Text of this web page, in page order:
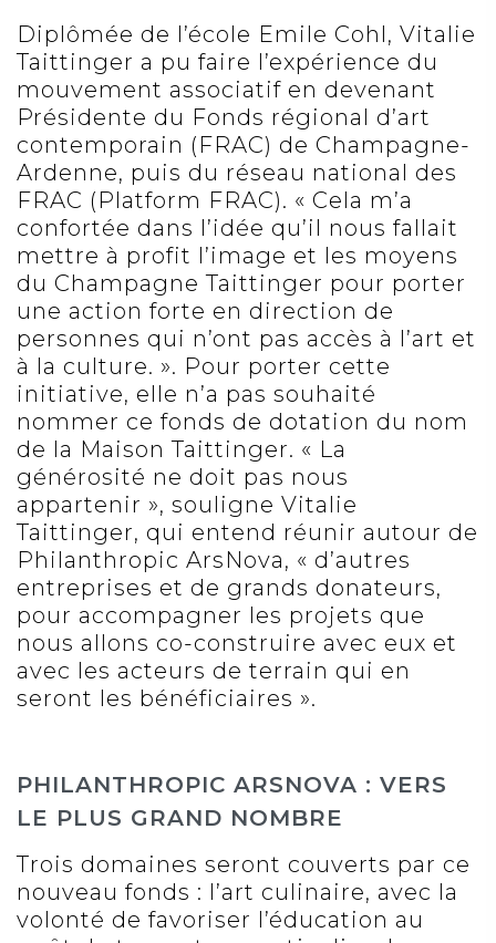
Diplômée de l’école Emile Cohl, Vitalie
Taittinger a pu faire l’expérience du
mouvement associatif en devenant
Présidente du Fonds régional d’art
contemporain (FRAC) de Champagne-
Ardenne, puis du réseau national des
FRAC (Platform FRAC). « Cela m’a
confortée dans l’idée qu’il nous fallait
mettre à profit l’image et les moyens
du Champagne Taittinger pour porter
une action forte en direction de
personnes qui n’ont pas accès à l’art et
à la culture. ». Pour porter cette
initiative, elle n’a pas souhaité
nommer ce fonds de dotation du nom
de la Maison Taittinger. « La
générosité ne doit pas nous
appartenir », souligne Vitalie
Taittinger, qui entend réunir autour de
Philanthropic ArsNova, « d’autres
entreprises et de grands donateurs,
pour accompagner les projets que
nous allons co-construire avec eux et
avec les acteurs de terrain qui en
seront les bénéficiaires ».
PHILANTHROPIC ARSNOVA : VERS
LE PLUS GRAND NOMBRE
Trois domaines seront couverts par ce
nouveau fonds : l’art culinaire, avec la
volonté de favoriser l’éducation au